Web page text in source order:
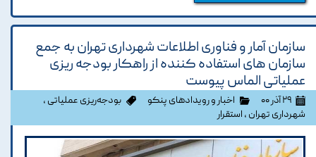
سازمان آمار و فناوری اطلاعات شهرداری تهران به جمع
سازمان های استفاده کننده از راهکار بودجه ریزی
عملیاتی الماس پیوست
۲۹ آذر ۰۰ اخبار و رویدادهای پنکو بودجه‌ریزی عملیاتی ،
شهرداری تهران ، استقرار